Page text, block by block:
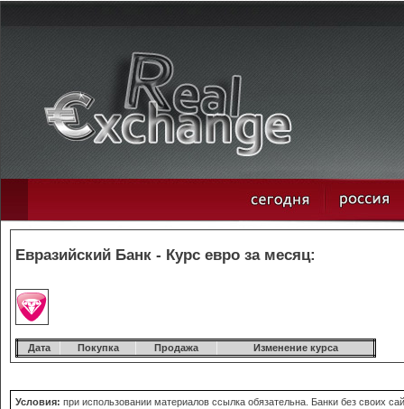
Евразийский Банк - Курс евро за месяц:
Дата Покупка Продажа Изменение курса
Условия: при использовании материалов ссылка обязательна. Банки без своих